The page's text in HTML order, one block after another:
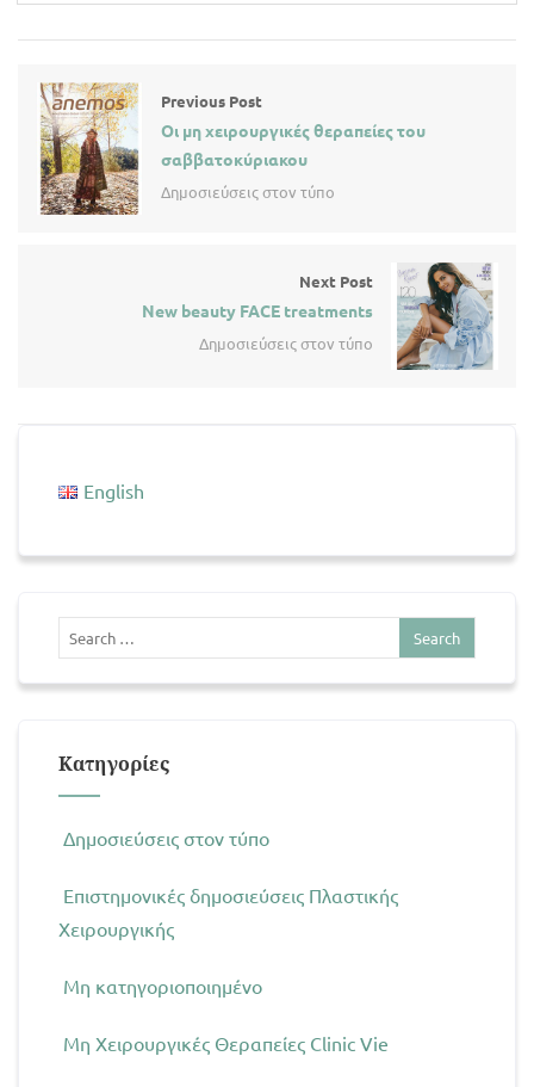
Previous Post
Οι μη χειρουργικές θεραπείες του
σαββατοκύριακου
Δημοσιεύσεις στον τύπο
Next Post
New beauty FACE treatments
Δημοσιεύσεις στον τύπο
English
Kατηγορίες
Δημοσιεύσεις στον τύπο
Επιστημονικές δημοσιεύσεις Πλαστικής
Χειρουργικής
Μη κατηγοριοποιημένο
Μη Χειρουργικές Θεραπείες Clinic Vie